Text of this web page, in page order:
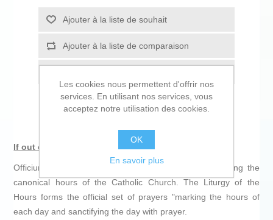
Ajouter à la liste de souhait
Ajouter à la liste de comparaison
If out of stock click here to order on amazon
Officium Divinum is a set of Catholic prayers comprising the
canonical hours of the Catholic Church. The Liturgy of the
Hours forms the official set of prayers "marking the hours of
each day and sanctifying the day with prayer.
Les cookies nous permettent d'offrir nos
services. En utilisant nos services, vous
acceptez notre utilisation des cookies.
OK
En savoir plus